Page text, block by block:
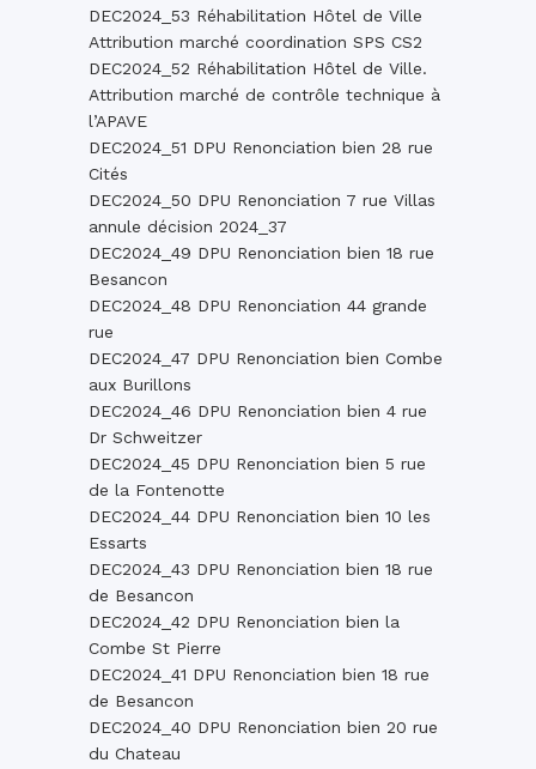
DEC2024_53 Réhabilitation Hôtel de Ville
Attribution marché coordination SPS CS2
DEC2024_52 Réhabilitation Hôtel de Ville.
Attribution marché de contrôle technique à
l’APAVE
DEC2024_51 DPU Renonciation bien 28 rue
Cités
DEC2024_50 DPU Renonciation 7 rue Villas
annule décision 2024_37
DEC2024_49 DPU Renonciation bien 18 rue
Besancon
DEC2024_48 DPU Renonciation 44 grande
rue
DEC2024_47 DPU Renonciation bien Combe
aux Burillons
DEC2024_46 DPU Renonciation bien 4 rue
Dr Schweitzer
DEC2024_45 DPU Renonciation bien 5 rue
de la Fontenotte
DEC2024_44 DPU Renonciation bien 10 les
Essarts
DEC2024_43 DPU Renonciation bien 18 rue
de Besancon
DEC2024_42 DPU Renonciation bien la
Combe St Pierre
DEC2024_41 DPU Renonciation bien 18 rue
de Besancon
DEC2024_40 DPU Renonciation bien 20 rue
du Chateau